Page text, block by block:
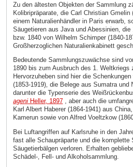
Zu den ältesten Objekten der Sammlung
Kolibripräparate, die Carl Christian Gmelin
einem Naturalienhändler in Paris erwarb,
Säugetieren aus Java und Abessinien,
bzw. 1840 von Wilhelm Schimper (1840-
Großherzoglichen Naturalienkabinett
Bedeutende Sammlungszuwächse sind
1890 bis zum Ausbruch des 1. Weltkriegs
Hervorzuheben sind hier die
(1853-1919), die Belege aus Sumatra und
darunter die Typenserie des
ageniHeller, 1897, aber auch die
Karl Albert Haberer (1864-1941) aus
Kamerun sowie von Alfred Voeltzkow
Bei Luftangriffen auf Karlsruhe in den
fast alle Schaupräparte und die komplette
Säugetierbälgen verloren. Erhalten
Schädel-, Fell- und Alkoholsammlung.